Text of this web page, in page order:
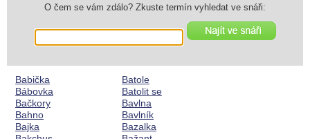
O čem se vám zdálo? Zkuste termín vyhledat ve snáři:
Babička
Bábovka
Bačkory
Bahno
Bajka
Batole
Batolit se
Bavlna
Bavlník
Bazalka